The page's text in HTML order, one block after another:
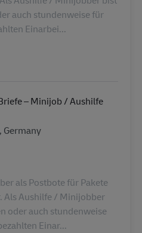
auch stundenweise für
Einarbei...
– Minijob / Aushilfe
Germany
als Postbote für Pakete
Als Aushilfe / Minijobber
oder auch stundenweise
Einar...